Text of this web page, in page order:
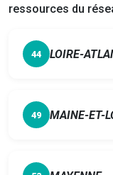
ressources du
44 LOIRE-
49 MAINE-ET-